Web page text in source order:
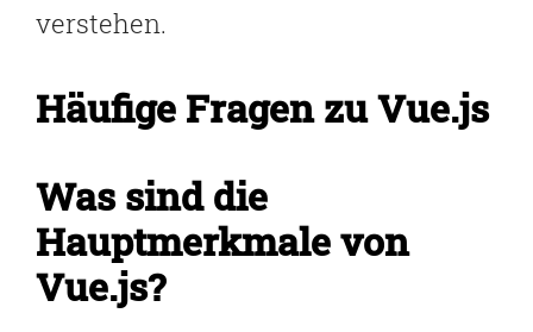
verstehen.
Häufige Fragen zu Vue.js
Was sind die
Hauptmerkmale von
Vue.js?